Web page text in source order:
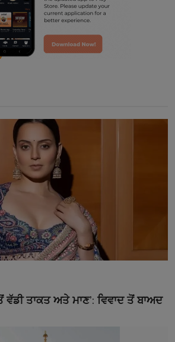
ਵੱਡੀ ਤਾਕਤ ਅਤੇ ਮਾਣ’: ਵਿਵਾਦ ਤੋਂ ਬਾਅਦ